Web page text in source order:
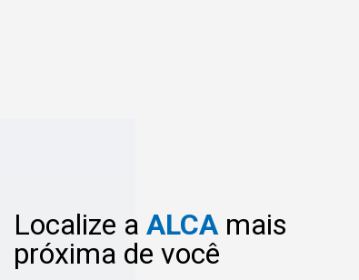
Localize a ALCAmais
próxima de você